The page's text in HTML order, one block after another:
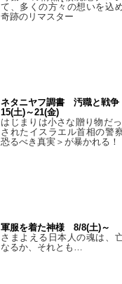
て、多くの方々の想いを込
奇跡のリマスター
ネタニヤフ調書 汚職と戦
15(土)～21(金)
はじまりは小さな贈り物だ
されたイスラエル首相の警
恐るべき真実＞が暴かれる！
軍服を着た神様 8/8(土)～
さまよえる日本人の魂は、
なるか、それとも…